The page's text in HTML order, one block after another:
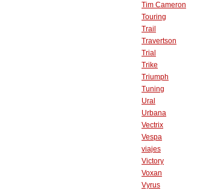
Tim Cameron
Touring
Trail
Travertson
Trial
Trike
Triumph
Tuning
Ural
Urbana
Vectrix
Vespa
viajes
Victory
Voxan
Vyrus